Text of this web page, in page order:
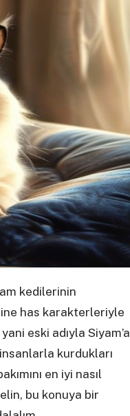
kedilerinin
has karakterleriyle
eski adıyla Siyam’a
kurdukları
en iyi nasıl
bu konuya bir